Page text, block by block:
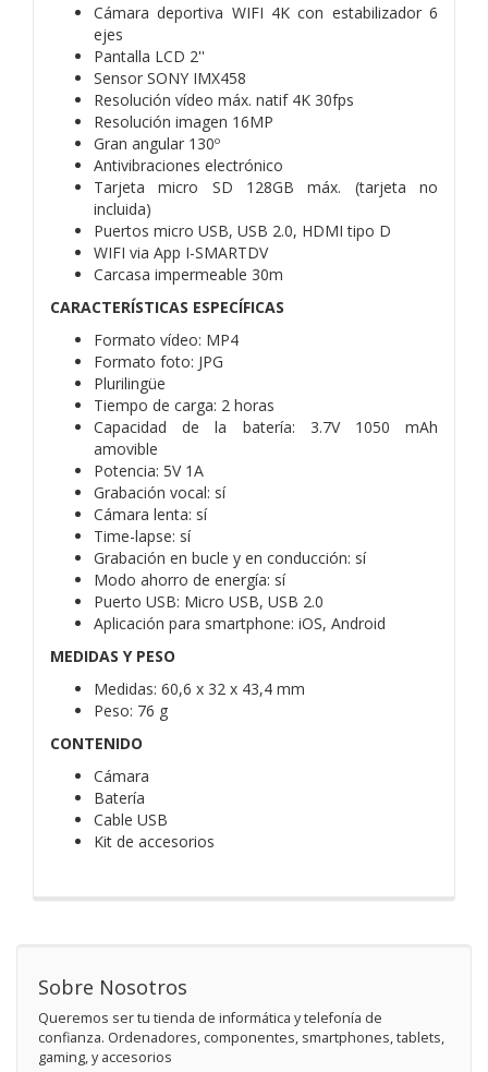
Cámara deportiva WIFI 4K con estabilizador 6
ejes
Pantalla LCD 2''
Sensor SONY IMX458
Resolución vídeo máx. natif 4K 30fps
Resolución imagen 16MP
Gran angular 130º
Antivibraciones electrónico
Tarjeta micro SD 128GB máx. (tarjeta no
incluida)
Puertos micro USB, USB 2.0, HDMI tipo D
WIFI via App I-SMARTDV
Carcasa impermeable 30m
CARACTERÍSTICAS ESPECÍFICAS
Formato vídeo: MP4
Formato foto: JPG
Plurilingüe
Tiempo de carga: 2 horas
Capacidad de la batería: 3.7V 1050 mAh
amovible
Potencia: 5V 1A
Grabación vocal: sí
Cámara lenta: sí
Time-lapse: sí
Grabación en bucle y en conducción: sí
Modo ahorro de energía: sí
Puerto USB: Micro USB, USB 2.0
Aplicación para smartphone: iOS, Android
MEDIDAS Y PESO
Medidas: 60,6 x 32 x 43,4 mm
Peso: 76 g
CONTENIDO
Cámara
Batería
Cable USB
Kit de accesorios
Sobre Nosotros
Queremos ser tu tienda de informática y telefonía de
confianza. Ordenadores, componentes, smartphones, tablets,
gaming, y accesorios